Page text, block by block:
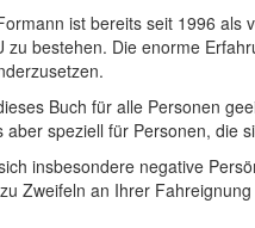
ist bereits seit 1996
zu bestehen. Die enorme
Buch für alle Personen
aber speziell für Personen, die
insbesondere negative
Zweifeln an Ihrer